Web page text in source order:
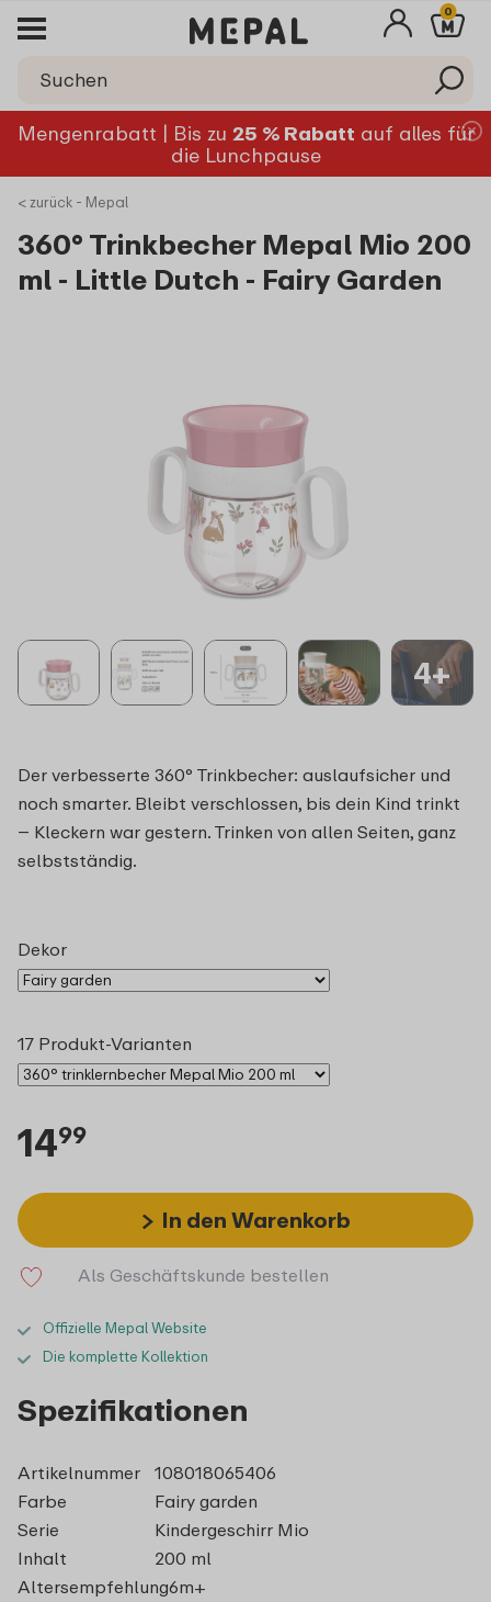
0
Mengenrabatt | Bis zu 25 % Rabatt auf alles für
die Lunchpause
< zurück - Mepal
360° Trinkbecher Mepal Mio 200
ml - Little Dutch - Fairy Garden
4+
Der verbesserte 360° Trinkbecher: auslaufsicher und
noch smarter. Bleibt verschlossen, bis dein Kind trinkt
– Kleckern war gestern. Trinken von allen Seiten, ganz
selbstständig.
Dekor
17 Produkt-Varianten
1499
In den Warenkorb
Als Geschäftskunde bestellen
Offizielle Mepal Website
Die komplette Kollektion
Spezifikationen
Artikelnummer
108018065406
Farbe
Fairy garden
Serie
Kindergeschirr Mio
Inhalt
200 ml
Altersempfehlung6m+